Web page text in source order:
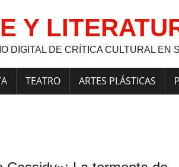
Y
DIGITAL DE CRÍTICA CULTURAL EN
TEATRO ARTES PLÁSTICAS